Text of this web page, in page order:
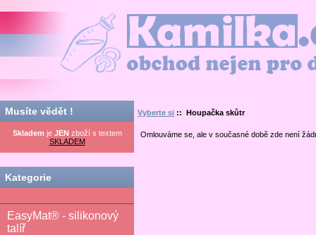
Kamilka.cz - obchod nejen pro děti
Musíte vědět !
Skladem je JENzboží s textem
SKLADEM
Kategorie
EasyMat® - silikonový
talíř
Vyberte si :: Houpačka skůtr
Omlouváme se, ale v současné době zde není